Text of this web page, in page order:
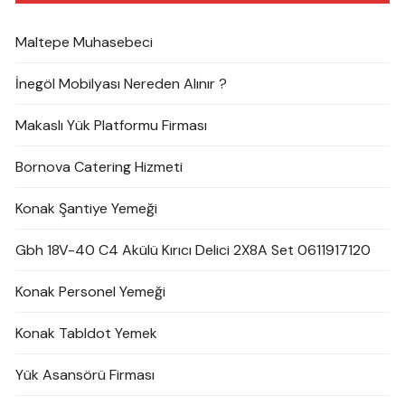
Maltepe Muhasebeci
İnegöl Mobilyası Nereden Alınır ?
Makaslı Yük Platformu Firması
Bornova Catering Hizmeti
Konak Şantiye Yemeği
Gbh 18V-40 C4 Akülü Kırıcı Delici 2X8A Set 0611917120
Konak Personel Yemeği
Konak Tabldot Yemek
Yük Asansörü Firması